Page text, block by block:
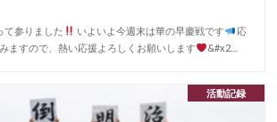
て参りました
いよいよ今週末は華の早慶戦です
応
ますので、熱い応援よろしくお願いします
&#x2…
活動記録